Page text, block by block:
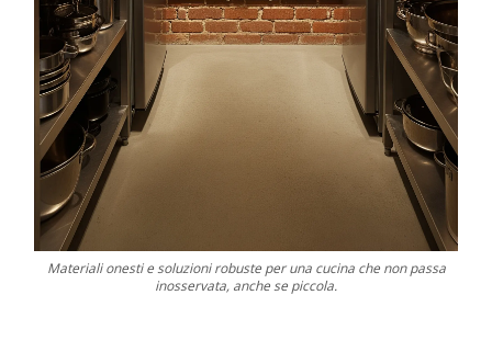
Materiali onesti e soluzioni robuste per una cucina che non passa
inosservata, anche se piccola.